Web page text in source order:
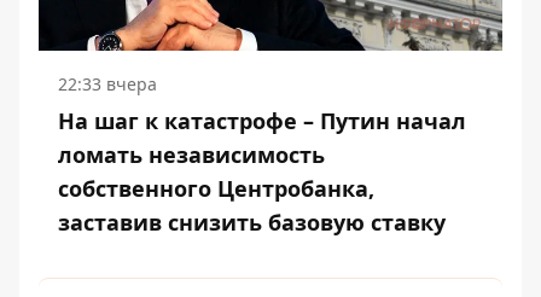
22:33 вчера
На шаг к катастрофе – Путин начал
ломать независимость
собственного Центробанка,
заставив снизить базовую ставку